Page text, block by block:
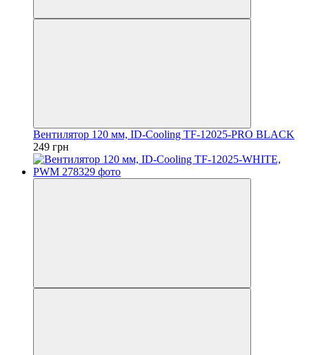
Вентилятор 120 мм, ID-Cooling TF-12025-PRO BLACK
249 грн